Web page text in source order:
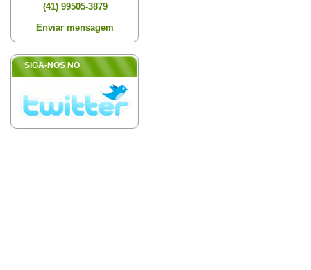
(41) 99505-3879
Enviar mensagem
SIGA-NOS NO